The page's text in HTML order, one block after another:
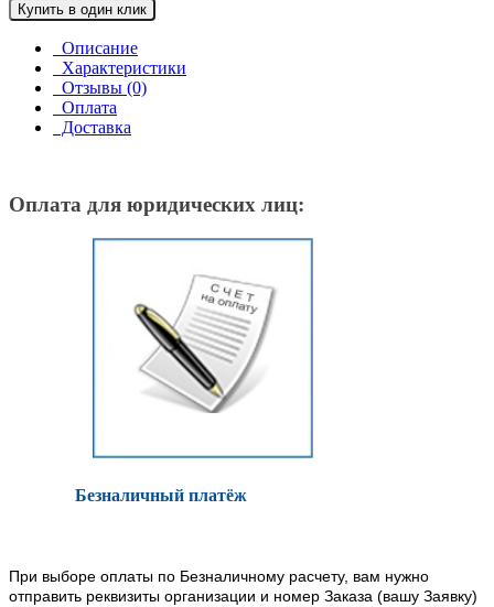
Купить в один клик
Описание
Характеристики
Отзывы (0)
Оплата
Доставка
Оплата для юридических лиц:
Безналичный платёж
При выборе оплаты по Безналичному расчету, вам нужно
отправить реквизиты организации и номер Заказа (вашу Заявку)